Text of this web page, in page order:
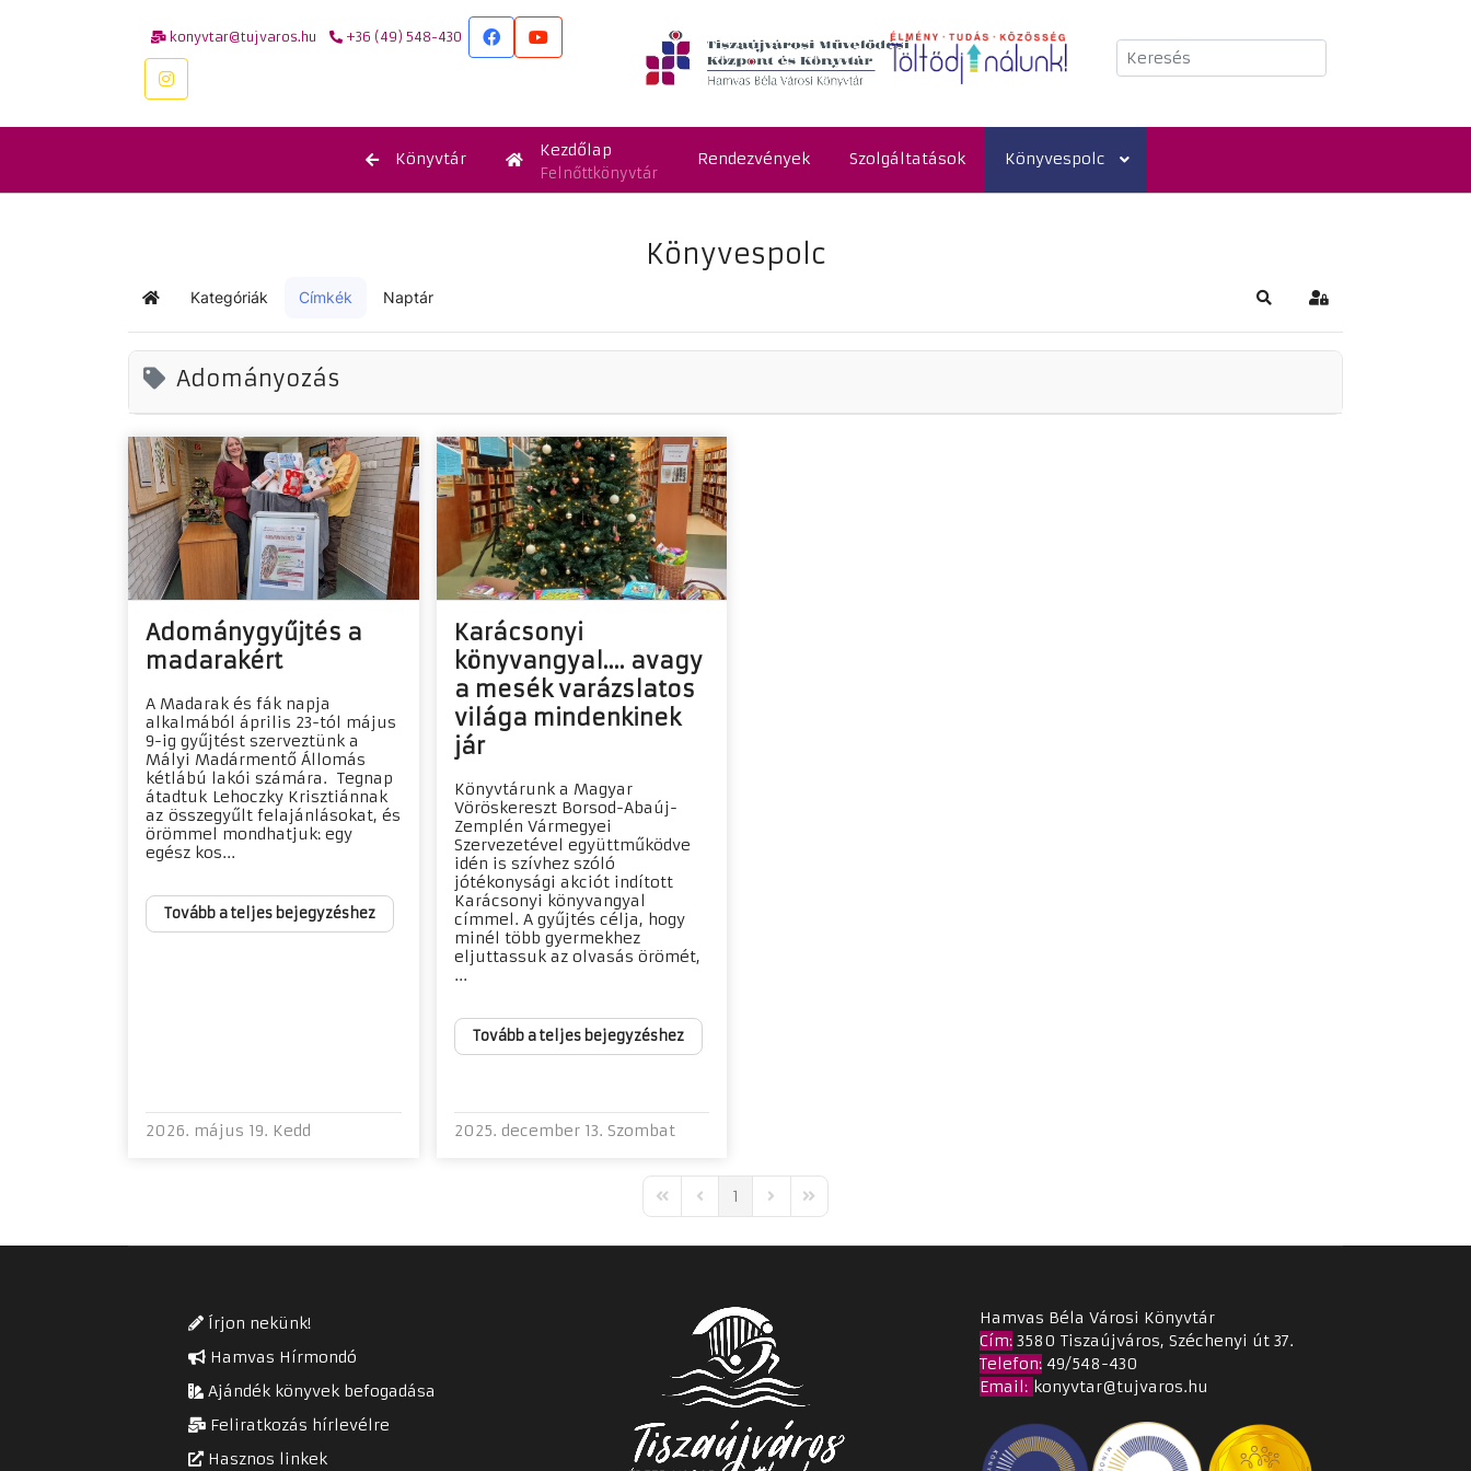
konyvtar@tujvaros.hu +36 (49) 548-430
Keresés
Könyvtár Kezdőlap
Felnőttkönyvtár
Rendezvények Szolgáltatások Könyvespolc
Könyvespolc
KezdőlapKategóriák Címkék Naptár KeresésBejelentkezés
Adományozás
Adománygyűjtés a
madarakért
A Madarak és fák napja
alkalmából április 23-tól május
9-ig gyűjtést szerveztünk a
Mályi Madármentő Állomás
kétlábú lakói számára. Tegnap
átadtuk Lehoczky Krisztiánnak
az összegyűlt felajánlásokat, és
örömmel mondhatjuk: egy
egész kos...
Tovább a teljes bejegyzéshez
2026. május 19. Kedd
Karácsonyi
könyvangyal.... avagy
a mesék varázslatos
világa mindenkinek
jár
Könyvtárunk a Magyar
Vöröskereszt Borsod-Abaúj-
Zemplén Vármegyei
Szervezetével együttműködve
idén is szívhez szóló
jótékonysági akciót indított
Karácsonyi könyvangyal
címmel. A gyűjtés célja, hogy
minél több gyermekhez
eljuttassuk az olvasás örömét,
...
Tovább a teljes bejegyzéshez
2025. december 13. Szombat
First PagePrevious Page
1 Next PageLast Page
Írjon nekünk!
Hamvas Hírmondó
Ajándék könyvek befogadása
Feliratkozás hírlevélre
Hasznos linkek
Hamvas Béla Városi Könyvtár
Cím:3580 Tiszaújváros, Széchenyi út 37.
Telefon:49/548-430
Email: konyvtar@tujvaros.hu